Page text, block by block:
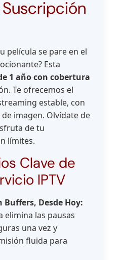
película se pare en el
Esta
1 año con cobertura
Te ofrecemos el
estable, con
imagen. Olvídate de
de tu
límites.
Clave de
IPTV
Buffers, Desde Hoy:
elimina las pausas
una vez y
fluida para